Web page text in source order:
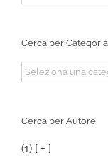
per:
Cerca per Categoria
Cerca
per
Cerca per Autore
(1) [ + ]